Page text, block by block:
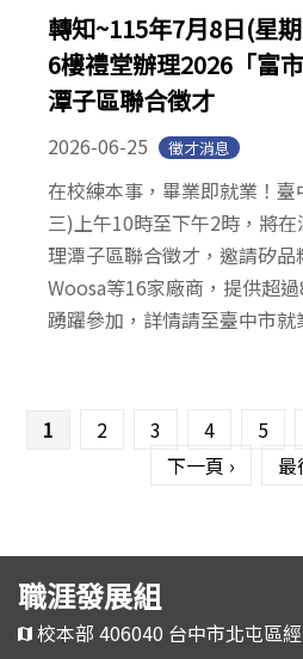
轉知~115年7月8日(星
6樓禮堂辦理2026「富
潭子區聯合徵才
2026-06-25 徵才消息
在校練本事，畢業即就業！
三)上午10時至下午2時，將
理潭子區聯合徵才，邀請矽
Woosa等16家廠商，提供超
踴躍參加，詳情請至臺中市就
1 2 3 4 5
下一頁 ›
最
職涯發展組
校本部 406040 台中市北屯區